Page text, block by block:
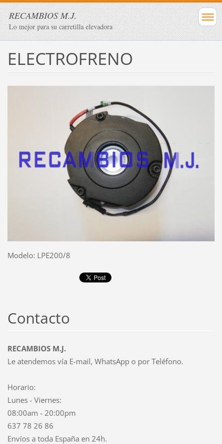
RECAMBIOS M.J.
Lo mejor para su carretilla elevadora
ELECTROFRENO
Modelo: LPE200/8
Contacto
RECAMBIOS M.J.
Le atendemos vía E-mail, WhatsApp o por Teléfono.
Horario:
Lunes - Viernes:
08:00am - 20:00pm
637 78 26 86
Envíos a toda España en 24h.